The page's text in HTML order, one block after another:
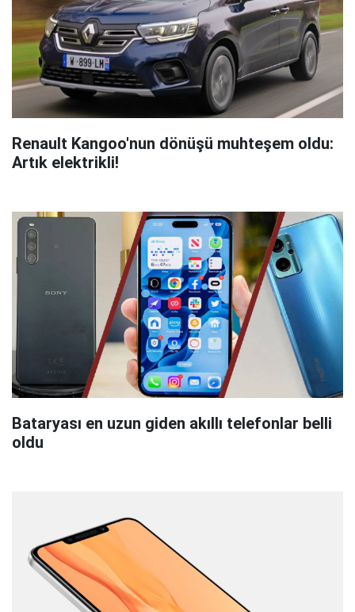
Renault Kangoo'nun dönüşü muhteşem oldu:
Artık elektrikli!
Bataryası en uzun giden akıllı telefonlar belli
oldu